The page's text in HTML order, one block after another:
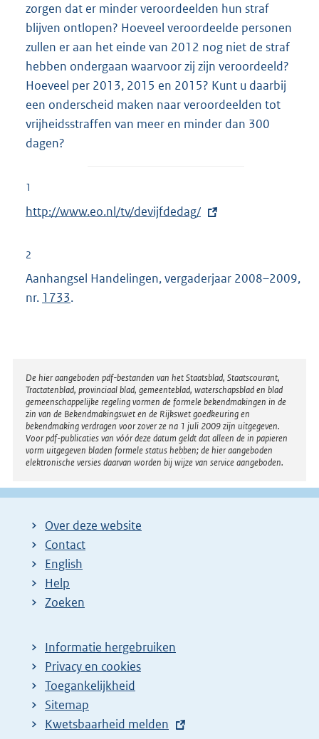
zorgen dat er minder veroordeelden hun straf
blijven ontlopen? Hoeveel veroordeelde personen
zullen er aan het einde van 2012 nog niet de straf
hebben ondergaan waarvoor zij zijn veroordeeld?
Hoeveel per 2013, 2015 en 2015? Kunt u daarbij
een onderscheid maken naar veroordeelden tot
vrijheidsstraffen van meer en minder dan 300
dagen?
1
E
t
r
n
n
k
:
http://www.eo.nl/tv/devijfdedag/
2
Aanhangsel Handelingen, vergaderjaar 2008–2009,
nr. 1733.
Disclaimer
De hier aangeboden pdf-bestanden van het Staatsblad, Staatscourant,
Tractatenblad, provinciaal blad, gemeenteblad, waterschapsblad en blad
gemeenschappelijke regeling vormen de formele bekendmakingen in de
zin van de Bekendmakingswet en de Rijkswet goedkeuring en
bekendmaking verdragen voor zover ze na 1 juli 2009 zijn uitgegeven.
Voor pdf-publicaties van vóór deze datum geldt dat alleen de in papieren
vorm uitgegeven bladen formele status hebben; de hier aangeboden
elektronische versies daarvan worden bij wijze van service aangeboden.
Over deze website
Contact
English
Help
Zoeken
Informatie hergebruiken
Privacy en cookies
Toegankelijkheid
Sitemap
E
Kwetsbaarheid melden